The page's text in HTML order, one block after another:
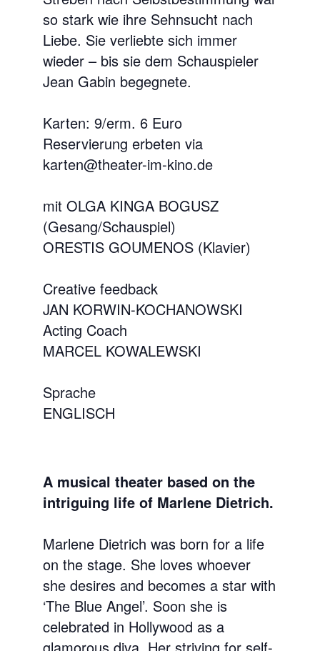
so stark wie ihre Sehnsucht nach
Liebe. Sie verliebte sich immer
wieder – bis sie dem Schauspieler
Jean Gabin begegnete.
Karten: 9/erm. 6 Euro
Reservierung erbeten via
karten@theater-im-kino.de
mit OLGA KINGA BOGUSZ
(Gesang/Schauspiel)
ORESTIS GOUMENOS (Klavier)
Creative feedback
JAN KORWIN-KOCHANOWSKI
Acting Coach
MARCEL KOWALEWSKI
Sprache
ENGLISCH
A musical theater based on the
intriguing life of Marlene Dietrich.
Marlene Dietrich was born for a life
on the stage. She loves whoever
she desires and becomes a star with
‘The Blue Angel’. Soon she is
celebrated in Hollywood as a